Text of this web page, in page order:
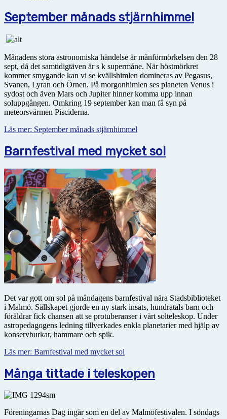
September månads stjärnhimmel
Månadens stora astronomiska händelse är månförmörkelsen den 28
sept, då det samtidigtäven är s k supermåne. När höstmörkret
kommer smygande kan vi se kvällshimlen domineras av Pegasus,
Svanen, Lyran och Örnen. På morgonhimlen ses planeten Venus i
sydost och även Mars och Jupiter hinner komma upp innan
soluppgången. Omkring 19 september kan man få syn på
meteorsvärmen Pisciderna.
Läs mer: September månads stjärnhimmel
Barnfestival med mycket sol
Det var gott om sol på måndagens barnfestival nära Stadsbiblioteket
i Malmö. Sällskapet gjorde en ny stark insats, hundratals barn och
föräldrar fick chansen att se protuberanser i vårt solteleskop. Under
astropedagogens ledning tillverkades enkla planetarier med hjälp av
konservburkar, hammare och spik.
Läs mer: Barnfestival med mycket sol
Många tittade i teleskopen
Föreningarnas Dag ingår som en del av Malmöfestivalen. I söndags